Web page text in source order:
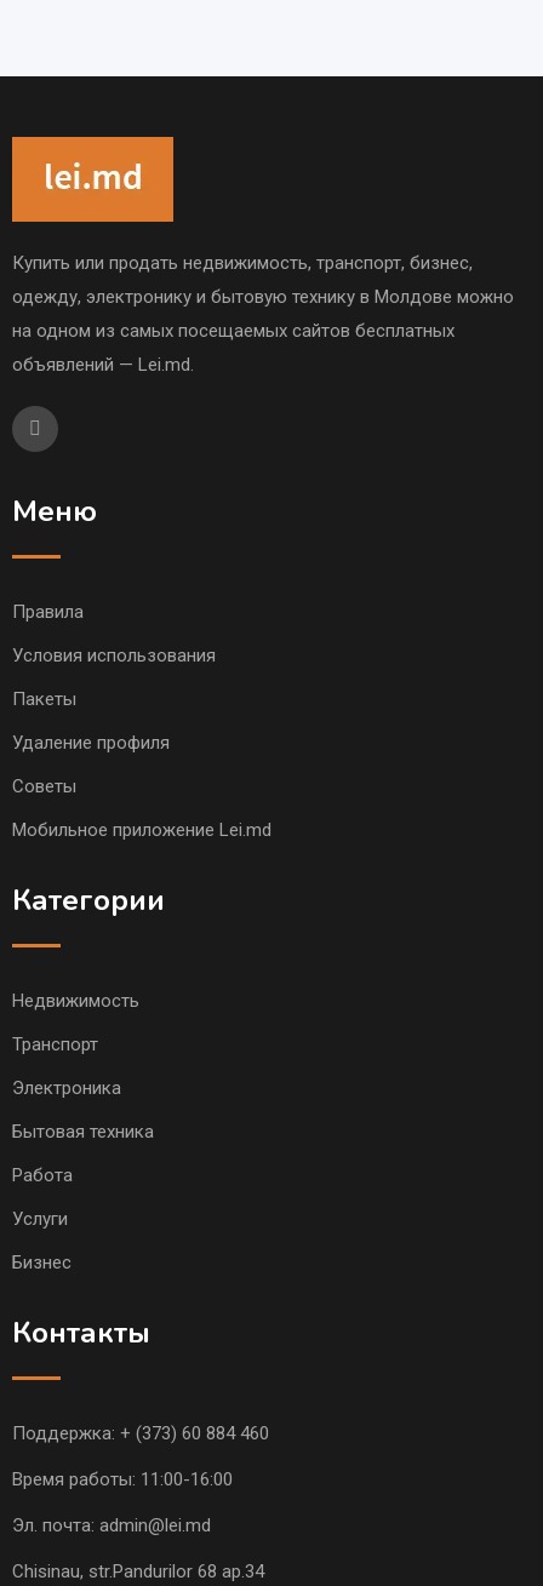
Купить или продать недвижимость, транспорт, бизнес,
одежду, электронику и бытовую технику в Молдове можно
на одном из самых посещаемых сайтов бесплатных
объявлений — Lei.md.
Меню
Правила
Условия использования
Пакеты
Удаление профиля
Советы
Мобильное приложение Lei.md
Категории
Недвижимость
Транспорт
Электроника
Бытовая техника
Работа
Услуги
Бизнес
Контакты
Поддержка: + (373) 60 884 460
Время работы: 11:00-16:00
Эл. почта: admin@lei.md
Chisinau, str.Pandurilor 68 ap.34